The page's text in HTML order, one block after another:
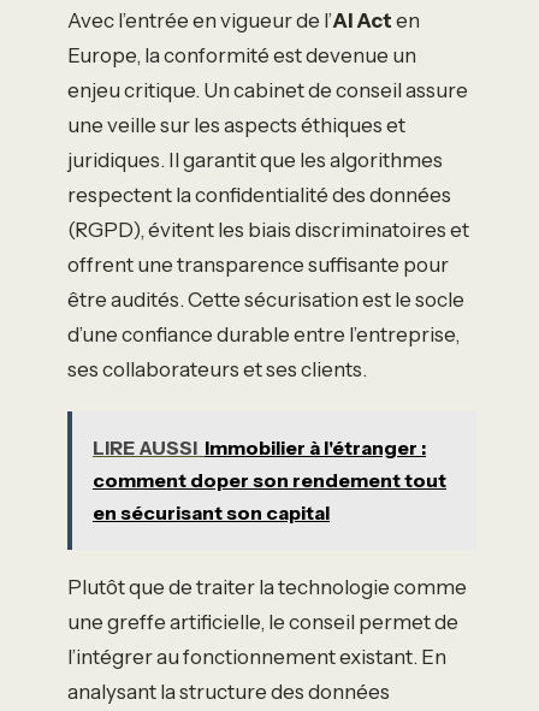
Avec l’entrée en vigueur de l’AI Act en
Europe, la conformité est devenue un
enjeu critique. Un cabinet de conseil assure
une veille sur les aspects éthiques et
juridiques. Il garantit que les algorithmes
respectent la confidentialité des données
(RGPD), évitent les biais discriminatoires et
offrent une transparence suffisante pour
être audités. Cette sécurisation est le socle
d’une confiance durable entre l’entreprise,
ses collaborateurs et ses clients.
LIRE AUSSI Immobilier à l'étranger :
comment doper son rendement tout
en sécurisant son capital
Plutôt que de traiter la technologie comme
une greffe artificielle, le conseil permet de
l’intégrer au fonctionnement existant. En
analysant la structure des données